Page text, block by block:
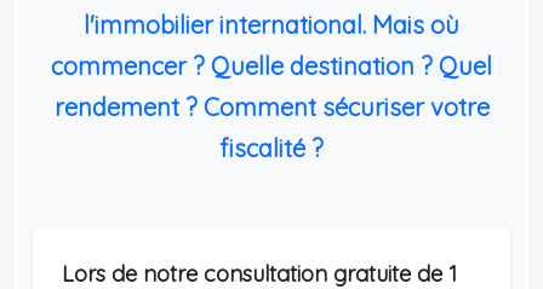
l'immobilier international. Mais où
commencer ? Quelle destination ? Quel
rendement ? Comment sécuriser votre
fiscalité ?
Lors de notre consultation gratuite de 1